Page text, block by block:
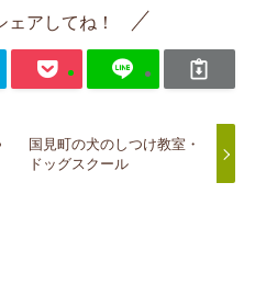
ェアしてね！
国見町の犬のしつけ教室・
ドッグスクール